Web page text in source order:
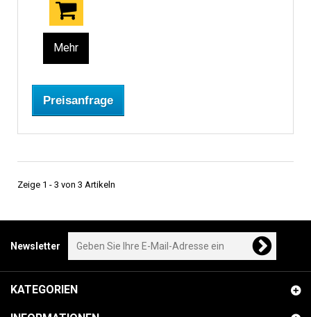
Mehr
Preisanfrage
Zeige 1 - 3 von 3 Artikeln
Newsletter
KATEGORIEN